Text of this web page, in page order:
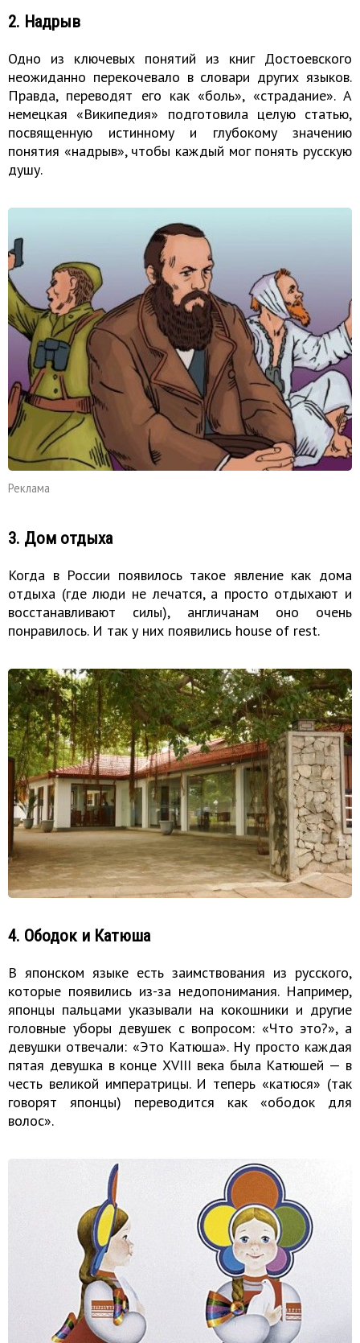
2. Надрыв
Одно из ключевых понятий из книг Достоевского
неожиданно перекочевало в словари других языков.
Правда, переводят его как «боль», «страдание». А
немецкая «Википедия» подготовила целую статью,
посвященную истинному и глубокому значению
понятия «надрыв», чтобы каждый мог понять русскую
душу.
Реклама
3. Дом отдыха
Когда в России появилось такое явление как дома
отдыха (где люди не лечатся, а просто отдыхают и
восстанавливают силы), англичанам оно очень
понравилось. И так у них появились house of rest.
4. Ободок и Катюша
В японском языке есть заимствования из русского,
которые появились из-за недопонимания. Например,
японцы пальцами указывали на кокошники и другие
головные уборы девушек с вопросом: «Что это?», а
девушки отвечали: «Это Катюша». Ну просто каждая
пятая девушка в конце XVIII века была Катюшей — в
честь великой императрицы. И теперь «катюся» (так
говорят японцы) переводится как «ободок для
волос».